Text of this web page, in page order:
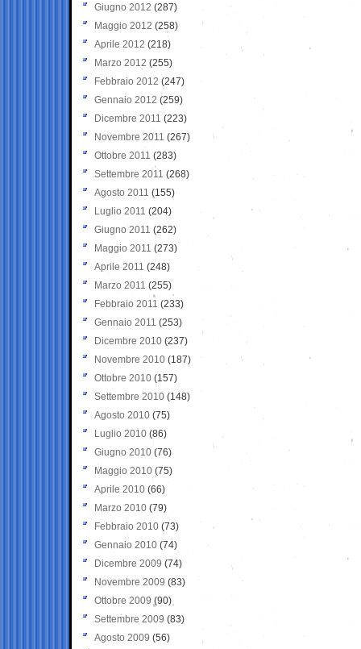
Giugno 2012 (287)
Maggio 2012 (258)
Aprile 2012 (218)
Marzo 2012 (255)
Febbraio 2012 (247)
Gennaio 2012 (259)
Dicembre 2011 (223)
Novembre 2011 (267)
Ottobre 2011 (283)
Settembre 2011 (268)
Agosto 2011 (155)
Luglio 2011 (204)
Giugno 2011 (262)
Maggio 2011 (273)
Aprile 2011 (248)
Marzo 2011 (255)
Febbraio 2011 (233)
Gennaio 2011 (253)
Dicembre 2010 (237)
Novembre 2010 (187)
Ottobre 2010 (157)
Settembre 2010 (148)
Agosto 2010 (75)
Luglio 2010 (86)
Giugno 2010 (76)
Maggio 2010 (75)
Aprile 2010 (66)
Marzo 2010 (79)
Febbraio 2010 (73)
Gennaio 2010 (74)
Dicembre 2009 (74)
Novembre 2009 (83)
Ottobre 2009 (90)
Settembre 2009 (83)
Agosto 2009 (56)